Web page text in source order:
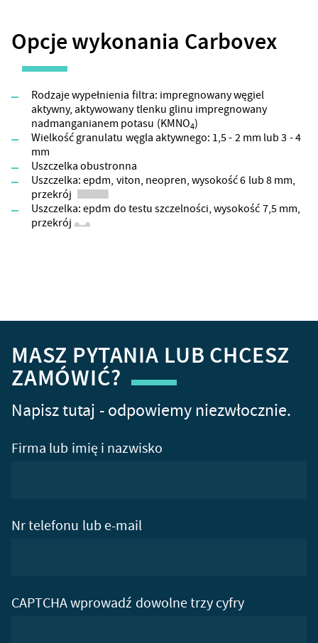
Opcje wykonania Carbovex
Rodzaje wypełnienia filtra: impregnowany węgiel
aktywny, aktywowany tlenku glinu impregnowany
nadmanganianem potasu (KMNO4)
Wielkość granulatu węgla aktywnego: 1,5 - 2 mm lub 3 - 4
mm
Uszczelka obustronna
Uszczelka: epdm, viton, neopren, wysokość 6 lub 8 mm,
przekrój
Uszczelka: epdm do testu szczelności, wysokość 7,5 mm,
przekrój
MASZ PYTANIA LUB CHCESZ
ZAMÓWIĆ?
Napisz tutaj - odpowiemy niezwłocznie.
Firma lub imię i nazwisko
Nr telefonu lub e-mail
CAPTCHA wprowadź dowolne trzy cyfry